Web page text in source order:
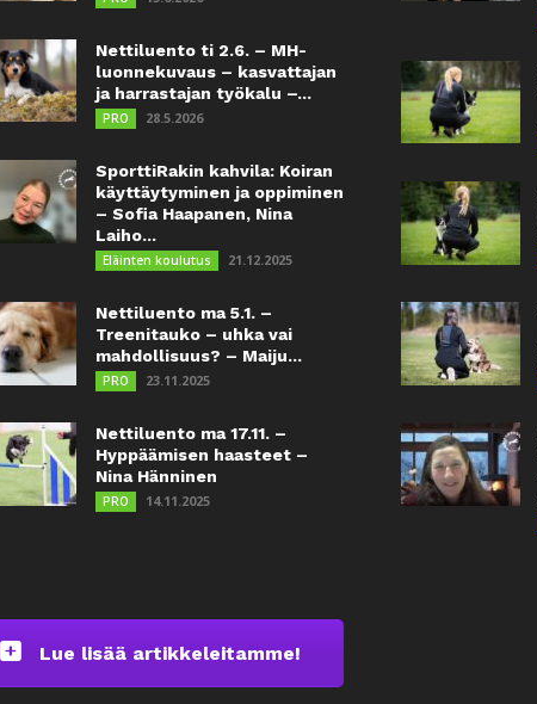
Nettiluento ti 2.6. – MH-
luonnekuvaus – kasvattajan
ja harrastajan työkalu –...
PRO 28.5.2026
SporttiRakin kahvila: Koiran
käyttäytyminen ja oppiminen
– Sofia Haapanen, Nina
Laiho...
Eläinten koulutus 21.12.2025
Nettiluento ma 5.1. –
Treenitauko – uhka vai
mahdollisuus? – Maiju...
PRO 23.11.2025
Nettiluento ma 17.11. –
Hyppäämisen haasteet –
Nina Hänninen
PRO 14.11.2025
Lue lisää artikkeleitamme!